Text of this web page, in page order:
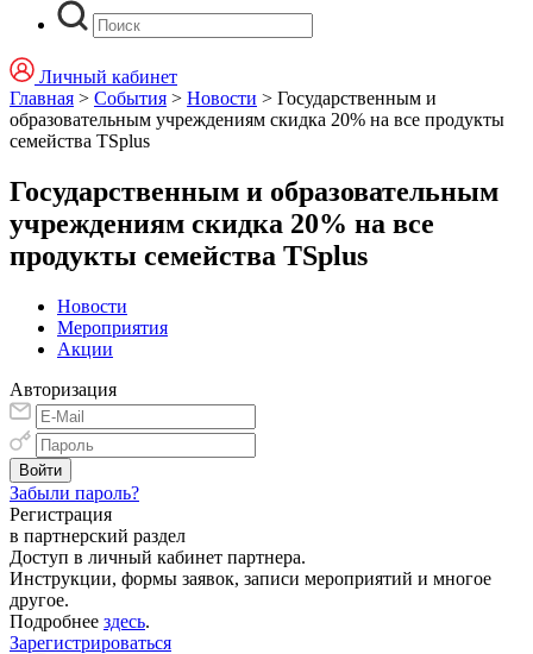
Личный кабинет
Главная > События > Новости > Государственным и
образовательным учреждениям скидка 20% на все продукты
семейства TSplus
Государственным и образовательным
учреждениям скидка 20% на все
продукты семейства TSplus
Новости
Мероприятия
Акции
Авторизация
Забыли пароль?
Регистрация
в партнерский раздел
Доступ в личный кабинет партнера.
Инструкции, формы заявок, записи мероприятий и многое
другое.
Подробнее здесь.
Зарегистрироваться